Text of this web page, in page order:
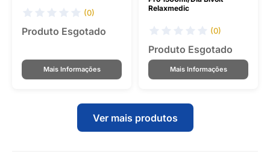
(0)
Produto Esgotado
Mais Informações
Relaxmedic
(0)
Produto Esgotado
Mais Informações
Ver mais produtos